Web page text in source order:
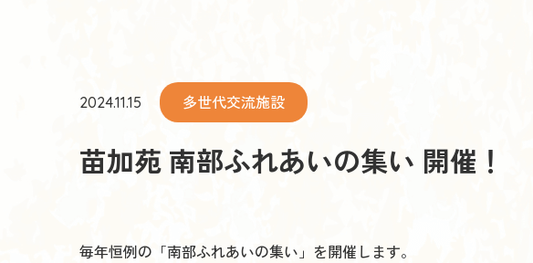
2024.11.15 多世代交流施設
苗加苑 南部ふれあいの集い 開催！
毎年恒例の「南部ふれあいの集い」を開催します。